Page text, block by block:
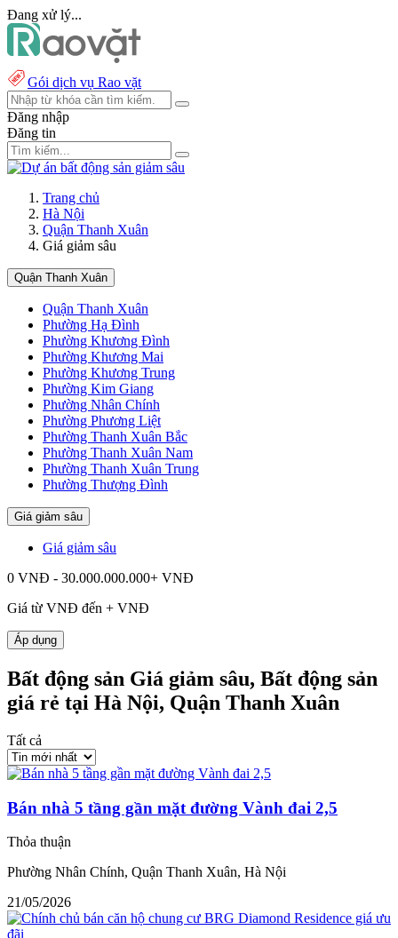
Đang xử lý...
Gói dịch vụ Rao vặt
Đăng nhập
Đăng tin
Trang chủ
Hà Nội
Quận Thanh Xuân
Giá giảm sâu
Quận Thanh Xuân
Quận Thanh Xuân
Phường Hạ Đình
Phường Khương Đình
Phường Khương Mai
Phường Khương Trung
Phường Kim Giang
Phường Nhân Chính
Phường Phương Liệt
Phường Thanh Xuân Bắc
Phường Thanh Xuân Nam
Phường Thanh Xuân Trung
Phường Thượng Đình
Giá giảm sâu
Giá giảm sâu
0 VNĐ - 30.000.000.000+ VNĐ
Giá từ VNĐ đến + VNĐ
Áp dụng
Bất động sản Giá giảm sâu, Bất động sản
giá rẻ tại Hà Nội, Quận Thanh Xuân
Tất cả
Bán nhà 5 tầng gần mặt đường Vành đai 2,5
Thỏa thuận
Phường Nhân Chính, Quận Thanh Xuân, Hà Nội
21/05/2026